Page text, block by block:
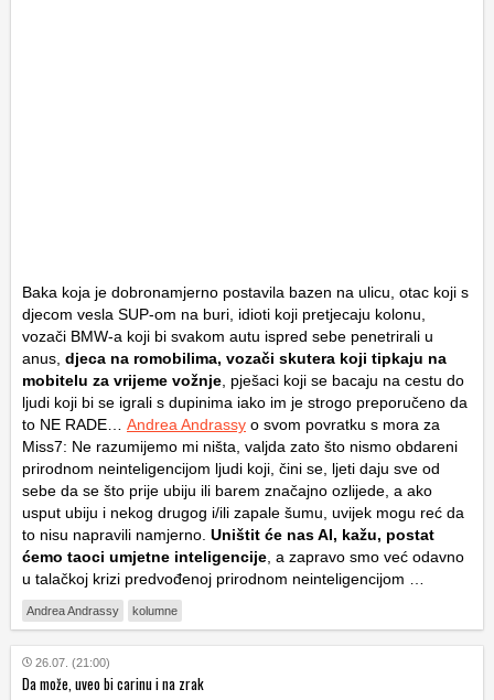
Baka koja je dobronamjerno postavila bazen na ulicu, otac koji s
djecom vesla SUP-om na buri, idioti koji pretjecaju kolonu,
vozači BMW-a koji bi svakom autu ispred sebe penetrirali u
anus, djeca na romobilima, vozači skutera koji tipkaju na
mobitelu za vrijeme vožnje , pješaci koji se bacaju na cestu do
ljudi koji bi se igrali s dupinima iako im je strogo preporučeno da
to NE RADE… Andrea Andrassy o svom povratku s mora za
Miss7: Ne razumijemo mi ništa, valjda zato što nismo obdareni
prirodnom neinteligencijom ljudi koji, čini se, ljeti daju sve od
sebe da se što prije ubiju ili barem značajno ozlijede, a ako
usput ubiju i nekog drugog i/ili zapale šumu, uvijek mogu reć da
to nisu napravili namjerno. Uništit će nas AI, kažu, postat
ćemo taoci umjetne inteligencije , a zapravo smo već odavno
u talačkoj krizi predvođenoj prirodnom neinteligencijom …
Andrea Andrassy kolumne
26.07. (21:00)
Da može, uveo bi carinu i na zrak